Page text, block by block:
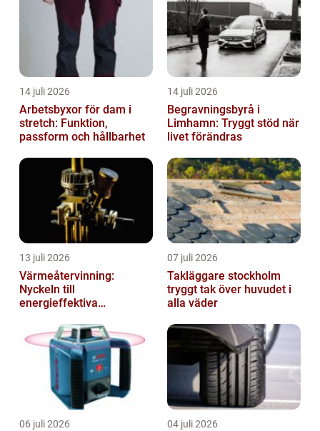
14 juli 2026
Arbetsbyxor för dam i
stretch: Funktion,
passform och hållbarhet
14 juli 2026
Begravningsbyrå i
Limhamn: Tryggt stöd när
livet förändras
13 juli 2026
Värmeåtervinning:
Nyckeln till
energieffektiva
07 juli 2026
Takläggare stockholm
tryggt tak över huvudet i
alla väder
06 juli 2026 04 juli 2026